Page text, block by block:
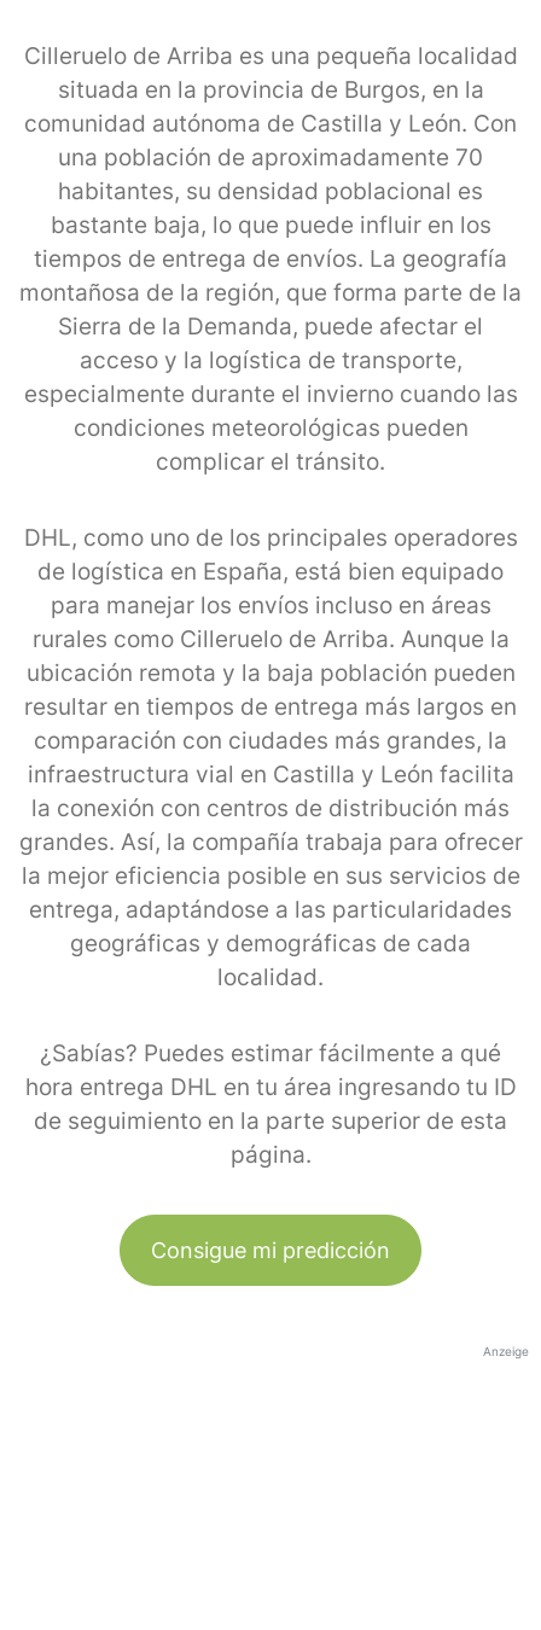
Cilleruelo de Arriba es una pequeña localidad
situada en la provincia de Burgos, en la
comunidad autónoma de Castilla y León. Con
una población de aproximadamente 70
habitantes, su densidad poblacional es
bastante baja, lo que puede influir en los
tiempos de entrega de envíos. La geografía
montañosa de la región, que forma parte de la
Sierra de la Demanda, puede afectar el
acceso y la logística de transporte,
especialmente durante el invierno cuando las
condiciones meteorológicas pueden
complicar el tránsito.
DHL, como uno de los principales operadores
de logística en España, está bien equipado
para manejar los envíos incluso en áreas
rurales como Cilleruelo de Arriba. Aunque la
ubicación remota y la baja población pueden
resultar en tiempos de entrega más largos en
comparación con ciudades más grandes, la
infraestructura vial en Castilla y León facilita
la conexión con centros de distribución más
grandes. Así, la compañía trabaja para ofrecer
la mejor eficiencia posible en sus servicios de
entrega, adaptándose a las particularidades
geográficas y demográficas de cada
localidad.
¿Sabías? Puedes estimar fácilmente a qué
hora entrega DHL en tu área ingresando tu ID
de seguimiento en la parte superior de esta
página.
Consigue mi predicción
Anzeige